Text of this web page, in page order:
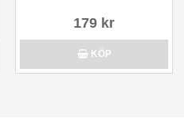
179 kr
KÖP